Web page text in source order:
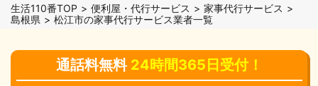
生活110番TOP 便利屋・代行サービス
家事代行サービス
島根県
松江市の家事代行サービス業者一覧
通話料無料 24時間365日受付！